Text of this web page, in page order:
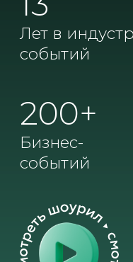
Бизнес-
событий
Портфолио